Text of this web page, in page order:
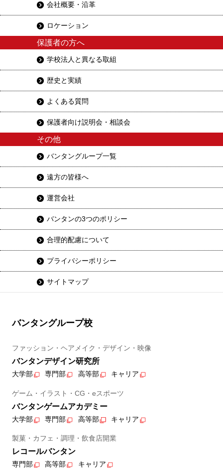
会社概要・沿革
ロケーション
保護者の方へ
学校法人と異なる取組
歴史と実績
よくある質問
保護者向け説明会・相談会
その他
バンタングループ一覧
遠方の皆様へ
運営会社
バンタンの3つのポリシー
合理的配慮について
プライバシーポリシー
サイトマップ
バンタングループ校
ファッション・ヘアメイク・デザイン・映像
バンタンデザイン研究所
大学部 専門部 高等部 キャリア
ゲーム・イラスト・CG・eスポーツ
バンタンゲームアカデミー
大学部 専門部 高等部 キャリア
製菓・カフェ・調理・飲食店開業
レコールバンタン
専門部 高等部 キャリア